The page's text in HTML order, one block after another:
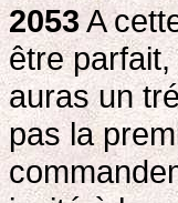
2053A
être
auras un
pas la